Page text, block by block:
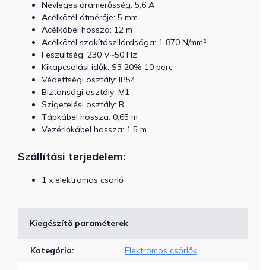
Névleges áramerősség: 5,6 A
Acélkötél átmérője: 5 mm
Acélkábel hossza: 12 m
Acélkötél szakítószilárdsága: 1 870 N/mm²
Feszültség: 230 V~50 Hz
Kikapcsolási idők: S3 20% 10 perc
Védettségi osztály: IP54
Biztonsági osztály: M1
Szigetelési osztály: B
Tápkábel hossza: 0,65 m
Vezérlőkábel hossza: 1,5 m
Szállítási terjedelem:
1 x elektromos csörlő
Kiegészítő paraméterek
Kategória: Elektromos csörlők